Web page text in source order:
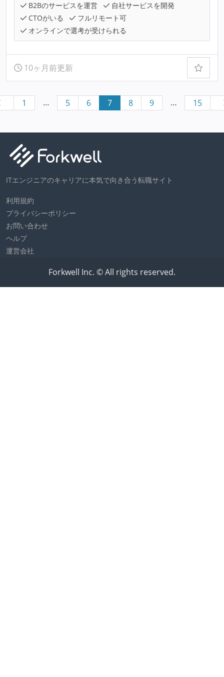
B2Bのサービスを運営
自社サービスを開発
CTOがいる
フルリモート可
オンラインで選考が受けられる
10ヶ月前更新
1 … 5 6 7 8 9 … 15
ITエンジニアのキャリアに本気で向き合う転職サイト
利用規約
プライバシーポリシー
お問い合わせ
ヘルプ
運営会社
Forkwell Inc. © All rights reserved.